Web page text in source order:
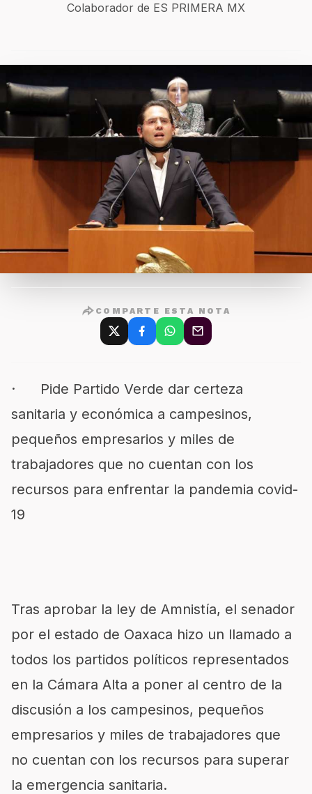
Colaborador de ES PRIMERA MX
COMPARTE ESTA NOTA
· Pide Partido Verde dar certeza
sanitaria y económica a campesinos,
pequeños empresarios y miles de
trabajadores que no cuentan con los
recursos para enfrentar la pandemia covid-
19
Tras aprobar la ley de Amnistía, el senador
por el estado de Oaxaca hizo un llamado a
todos los partidos políticos representados
en la Cámara Alta a poner al centro de la
discusión a los campesinos, pequeños
empresarios y miles de trabajadores que
no cuentan con los recursos para superar
la emergencia sanitaria.